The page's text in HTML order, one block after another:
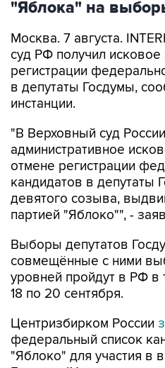
Москва. 7 августа.
регистрации
в депутаты Госдумы,
инстанции.
"В Верховный суд России
отмене регистрации
кандидатов в депутаты
девятого созыва,
партией "Яблоко"", -
Выборы депутатов
уровней пройдут в РФ в
18 по 20 сентября.
Центризбирком России
"Яблоко" для участия в
Госдумы IX созыва,
день голосования.